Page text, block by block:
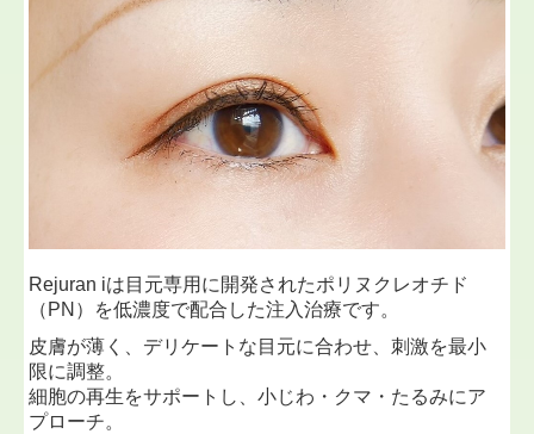
Rejuran iは目元専用に開発されたポリヌクレオチド
（PN）を低濃度で配合した注入治療です。
皮膚が薄く、デリケートな目元に合わせ、刺激を最小
限に調整。
細胞の再生をサポートし、小じわ・クマ・たるみにア
プローチ。